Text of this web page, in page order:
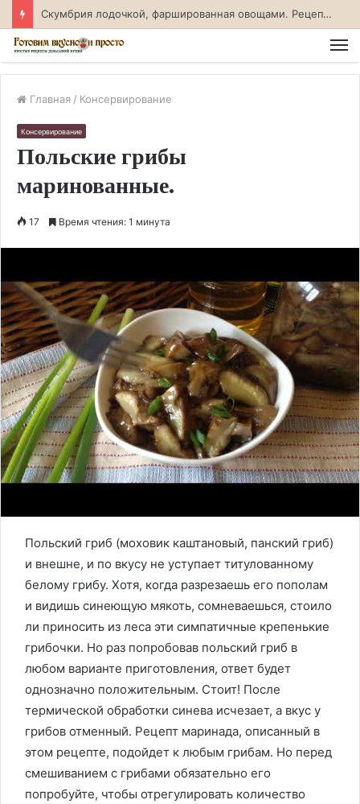
Скумбрия лодочкой, фаршированная овощами. Рецепт с фото
Главная / Консервирование
Консервирование
Польские грибы
маринованные.
17 Время чтения: 1 минута
Польский гриб (моховик каштановый, панский гриб)
и внешне, и по вкусу не уступает титулованному
белому грибу. Хотя, когда разрезаешь его пополам
и видишь синеющую мякоть, сомневаешься, стоило
ли приносить из леса эти симпатичные крепенькие
грибочки. Но раз попробовав польский гриб в
любом варианте приготовления, ответ будет
однозначно положительным. Стоит! После
термической обработки синева исчезает, а вкус у
грибов отменный. Рецепт маринада, описанный в
этом рецепте, подойдет к любым грибам. Но перед
смешиванием с грибами обязательно его
попробуйте, чтобы отрегулировать количество